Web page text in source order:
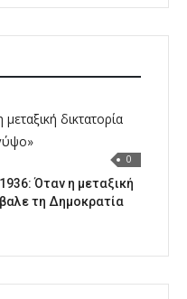
0
Όταν η μεταξική
τη Δημοκρατία